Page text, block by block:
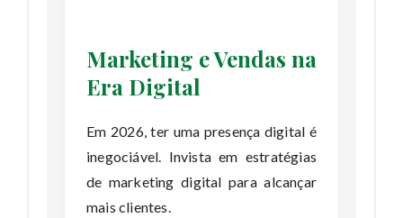
Marketing e Vendas na
Era Digital
Em 2026, ter uma presença digital é
inegociável. Invista em estratégias
de marketing digital para alcançar
mais clientes.